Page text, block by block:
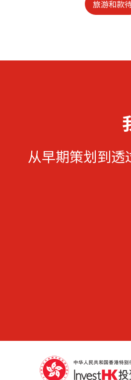
旅游和款
从早期策划到